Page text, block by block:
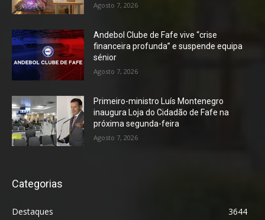
Agosto 7, 2026
Andebol Clube de Fafe vive “crise
financeira profunda” e suspende equipa
sénior
Agosto 7, 2026
Primeiro-ministro Luís Montenegro
inaugura Loja do Cidadão de Fafe na
próxima segunda-feira
Agosto 7, 2026
Categorias
Destaques
3644